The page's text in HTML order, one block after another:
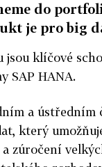
do
je pro big
jsou klíčové
SAP HANA.
a ústředním
který
zúročení